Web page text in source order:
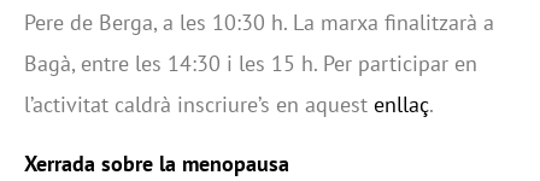
Pere de Berga, a les 10:30 h. La marxa finalitzarà a
Bagà, entre les 14:30 i les 15 h. Per participar en
l’activitat caldrà inscriure’s en aquest enllaç.
Xerrada sobre la menopausa